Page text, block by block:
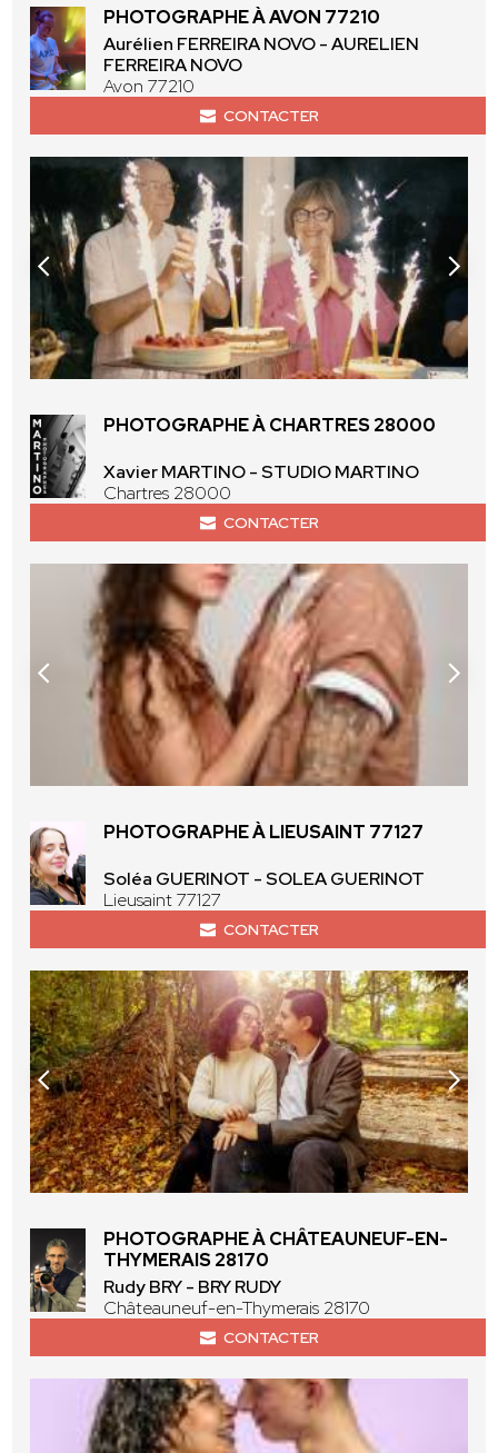
PHOTOGRAPHE À AVON 77210
Aurélien FERREIRA NOVO - AURELIEN
FERREIRA NOVO
Avon 77210
CONTACTER
PHOTOGRAPHE À CHARTRES 28000
Xavier MARTINO - STUDIO MARTINO
Chartres 28000
CONTACTER
PHOTOGRAPHE À LIEUSAINT 77127
Soléa GUERINOT - SOLEA GUERINOT
Lieusaint 77127
CONTACTER
PHOTOGRAPHE À CHÂTEAUNEUF-EN-
THYMERAIS 28170
Rudy BRY - BRY RUDY
Châteauneuf-en-Thymerais 28170
CONTACTER